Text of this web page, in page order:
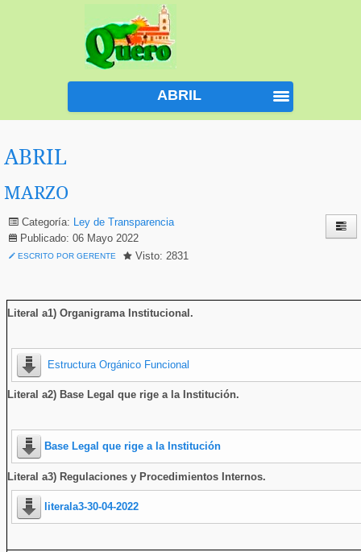
ABRIL
ABRIL
MARZO
Categoría: Ley de Transparencia
Publicado: 06 Mayo 2022
ESCRITO POR GERENTE Visto: 2831
Literal a1) Organigrama Institucional .
Estructura Orgánico Funcional
Literal a2) Base Legal que rige a la Institución.
Base Legal que rige a la Institución
Literal a3) Regulaciones y Procedimientos Internos.
literala3-30-04-2022